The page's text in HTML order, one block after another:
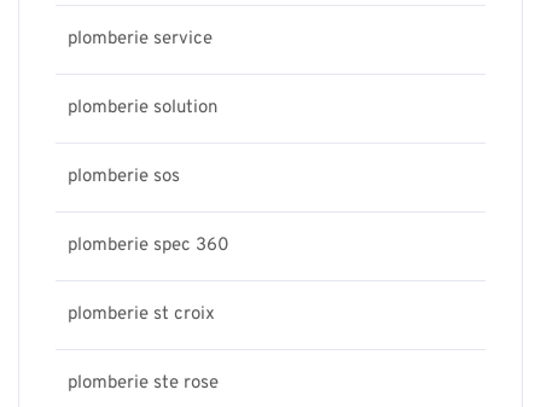
plomberie service
plomberie solution
plomberie sos
plomberie spec 360
plomberie st croix
plomberie ste rose